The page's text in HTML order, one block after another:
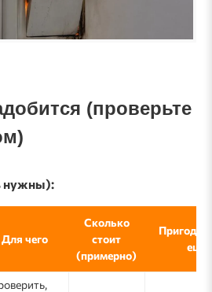
(проверьте
нужны):
Для чего
Сколько
стоит
(примерно)
ещё